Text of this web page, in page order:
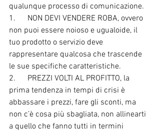
qualunque processo di comunicazione.
1.      NON DEVI VENDERE ROBA, ovvero
non puoi essere noioso e ugualoide, il
tuo prodotto o servizio deve
rappresentare qualcosa che trascende
le sue specifiche caratteristiche.
2.      PREZZI VOLTI AL PROFITTO, la
prima tendenza in tempi di crisi è
abbassare i prezzi, fare gli sconti, ma
non c’è cosa più sbagliata, non allinearti
a quello che fanno tutti in termini